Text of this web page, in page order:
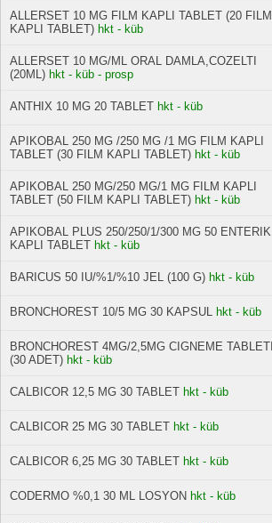
ALLERSET 10 MG FILM KAPLI TABLET (20 FILM
KAPLI TABLET) hkt - küb
ALLERSET 10 MG/ML ORAL DAMLA,COZELTI
(20ML) hkt - küb - prosp
ANTHIX 10 MG 20 TABLET hkt - küb
APIKOBAL 250 MG /250 MG /1 MG FILM KAPLI
TABLET (30 FILM KAPLI TABLET) hkt - küb
APIKOBAL 250 MG/250 MG/1 MG FILM KAPLI
TABLET (50 FILM KAPLI TABLET) hkt - küb
APIKOBAL PLUS 250/250/1/300 MG 50 ENTERIK
KAPLI TABLET hkt - küb
BARICUS 50 IU/%1/%10 JEL (100 G) hkt - küb
BRONCHOREST 10/5 MG 30 KAPSUL hkt - küb
BRONCHOREST 4MG/2,5MG CIGNEME TABLETI
(30 ADET) hkt - küb
CALBICOR 12,5 MG 30 TABLET hkt - küb
CALBICOR 25 MG 30 TABLET hkt - küb
CALBICOR 6,25 MG 30 TABLET hkt - küb
CODERMO %0,1 30 ML LOSYON hkt - küb